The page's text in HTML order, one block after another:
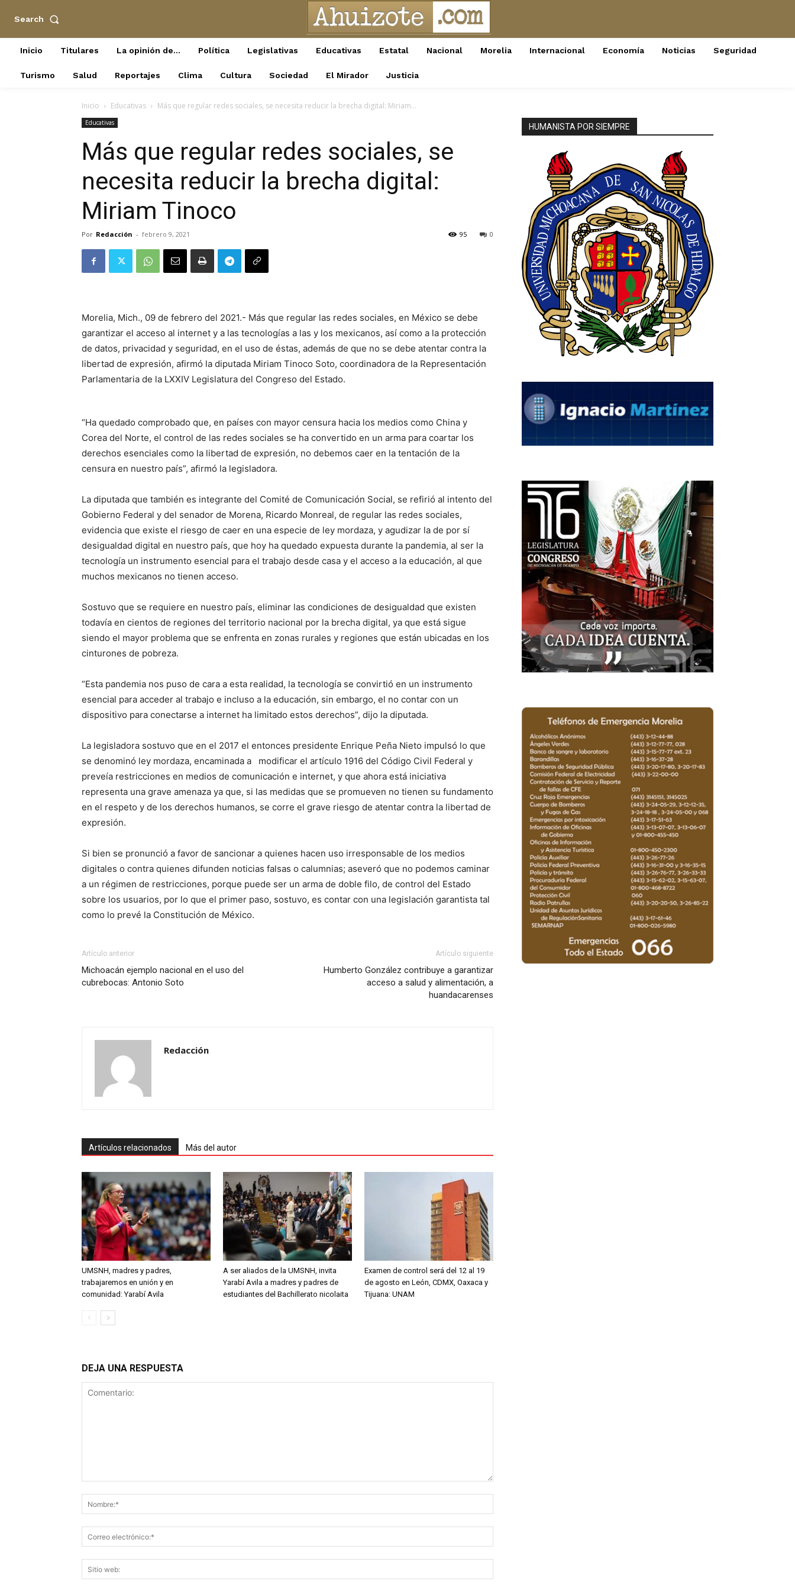
Search
Inicio Titulares La opinión de… Política Legislativas Educativas Estatal Nacional Morelia Internacional Economía Noticias Seguridad
Turismo Salud Reportajes Clima Cultura Sociedad El Mirador Justicia
Inicio Educativas Más que regular redes sociales, se necesita reducir la brecha digital: Miriam...
Educativas
Más que regular redes sociales, se
necesita reducir la brecha digital:
Miriam Tinoco
Por Redacción - febrero 9, 2021 0
95
Morelia, Mich., 09 de febrero del 2021.- Más que regular las redes sociales, en México se debe
garantizar el acceso al internet y a las tecnologías a las y los mexicanos, así como a la protección
de datos, privacidad y seguridad, en el uso de éstas, además de que no se debe atentar contra la
libertad de expresión, afirmó la diputada Miriam Tinoco Soto, coordinadora de la Representación
Parlamentaria de la LXXIV Legislatura del Congreso del Estado.
“Ha quedado comprobado que, en países con mayor censura hacia los medios como China y
Corea del Norte, el control de las redes sociales se ha convertido en un arma para coartar los
derechos esenciales como la libertad de expresión, no debemos caer en la tentación de la
censura en nuestro país”, afirmó la legisladora.
La diputada que también es integrante del Comité de Comunicación Social, se refirió al intento del
Gobierno Federal y del senador de Morena, Ricardo Monreal, de regular las redes sociales,
evidencia que existe el riesgo de caer en una especie de ley mordaza, y agudizar la de por sí
desigualdad digital en nuestro país, que hoy ha quedado expuesta durante la pandemia, al ser la
tecnología un instrumento esencial para el trabajo desde casa y el acceso a la educación, al que
muchos mexicanos no tienen acceso.
Sostuvo que se requiere en nuestro país, eliminar las condiciones de desigualdad que existen
todavía en cientos de regiones del territorio nacional por la brecha digital, ya que está sigue
siendo el mayor problema que se enfrenta en zonas rurales y regiones que están ubicadas en los
cinturones de pobreza.
“Esta pandemia nos puso de cara a esta realidad, la tecnología se convirtió en un instrumento
esencial para acceder al trabajo e incluso a la educación, sin embargo, el no contar con un
dispositivo para conectarse a internet ha limitado estos derechos”, dijo la diputada.
La legisladora sostuvo que en el 2017 el entonces presidente Enrique Peña Nieto impulsó lo que
se denominó ley mordaza, encaminada a modificar el artículo 1916 del Código Civil Federal y
preveía restricciones en medios de comunicación e internet, y que ahora está iniciativa
representa una grave amenaza ya que, si las medidas que se promueven no tienen su fundamento
en el respeto y de los derechos humanos, se corre el grave riesgo de atentar contra la libertad de
expresión.
Si bien se pronunció a favor de sancionar a quienes hacen uso irresponsable de los medios
digitales o contra quienes difunden noticias falsas o calumnias; aseveró que no podemos caminar
a un régimen de restricciones, porque puede ser un arma de doble filo, de control del Estado
sobre los usuarios, por lo que el primer paso, sostuvo, es contar con una legislación garantista tal
como lo prevé la Constitución de México.
Artículo anterior
Michoacán ejemplo nacional en el uso del
cubrebocas: Antonio Soto
Artículo siguiente
Humberto González contribuye a garantizar
acceso a salud y alimentación, a
huandacarenses
Redacción
Artículos relacionados Más del autor
UMSNH, madres y padres,
trabajaremos en unión y en
comunidad: Yarabí Avila
A ser aliados de la UMSNH, invita
Yarabí Avila a madres y padres de
estudiantes del Bachillerato nicolaita
Examen de control será del 12 al 19
de agosto en León, CDMX, Oaxaca y
Tijuana: UNAM
DEJA UNA RESPUESTA
HUMANISTA POR SIEMPRE